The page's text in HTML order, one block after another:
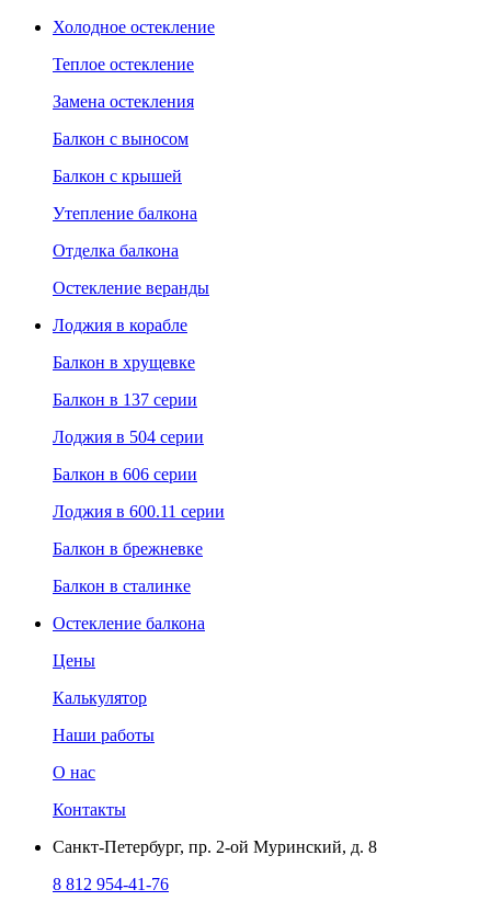
Холодное остекление
Теплое остекление
Замена остекления
Балкон с выносом
Балкон с крышей
Утепление балкона
Отделка балкона
Остекление веранды
Лоджия в корабле
Балкон в хрущевке
Балкон в 137 серии
Лоджия в 504 серии
Балкон в 606 серии
Лоджия в 600.11 серии
Балкон в брежневке
Балкон в сталинке
Остекление балкона
Цены
Калькулятор
Наши работы
О нас
Контакты
Санкт-Петербург, пр. 2-ой Муринский, д. 8
8 812 954-41-76